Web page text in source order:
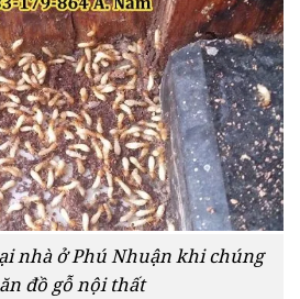
nhà ở Phú Nhuận khi chúng
đồ gỗ nội thất